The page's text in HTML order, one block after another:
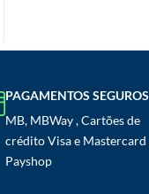
PAGAMENTOS SEGUROS
MB, MBWay , Cartões de
crédito Visa e Mastercard
Payshop